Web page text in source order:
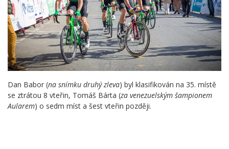
Dan Babor (na snímku druhý zleva) byl klasifikován na 35. místě
se ztrátou 8 vteřin, Tomáš Bárta (za venezuelským šampionem
Aularem) o sedm míst a šest vteřin později.